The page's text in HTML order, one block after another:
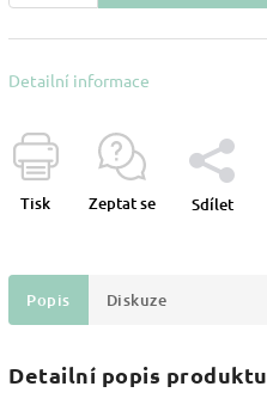
Detailní informace
Tisk Zeptat se Sdílet
Popis Diskuze
Detailní popis produktu